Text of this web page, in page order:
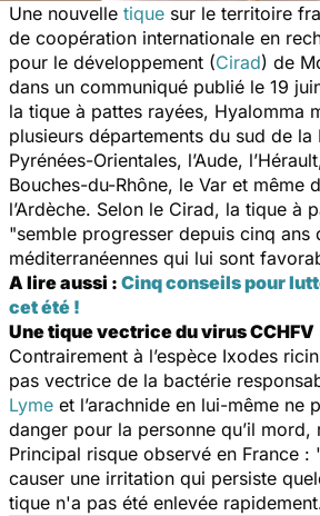
Une nouvelle tique sur le territoire
de coopération internationale en
pour le développement (Cirad) de
dans un communiqué publié le 19
la tique à pattes rayées, Hyalomma
plusieurs départements du sud de la
Pyrénées-Orientales, l’Aude,
Bouches-du-Rhône, le Var et même
l’Ardèche. Selon le Cirad, la tique à
"semble progresser depuis cinq ans
méditerranéennes qui lui sont
A lire aussi : Cinq conseils pour
cet été !
Une tique vectrice du virus CCHFV
Contrairement à l’espèce Ixodes
pas vectrice de la bactérie
Lyme et l’arachnide en lui-même ne
danger pour la personne qu’il mord,
Principal risque observé en France :
causer une irritation qui persiste
tique n'a pas été enlevée